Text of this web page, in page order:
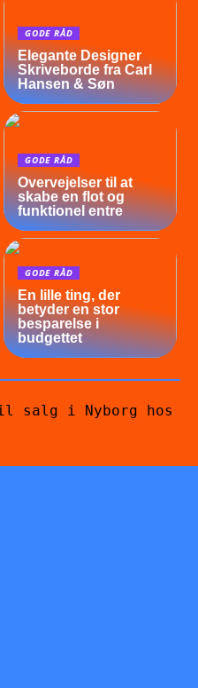
GODE RÅD
Elegante Designer
Skriveborde fra Carl
Hansen & Søn
GODE RÅD
Overvejelser til at
skabe en flot og
funktionel entre
GODE RÅD
En lille ting, der
betyder en stor
besparelse i
budgettet
salg i Nyborg hos